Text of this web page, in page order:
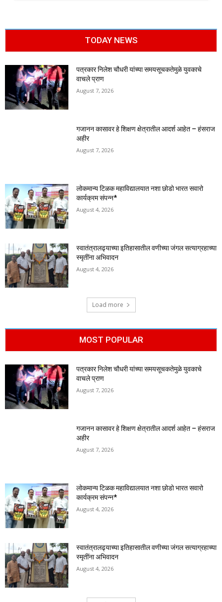
TODAY NEWS
पत्रकार निलेश चौधरी यांच्या समयसूचकतेमुळे युवकाचे
वाचले प्राण
August 7, 2026
गजानन कासावर हे शिक्षण क्षेत्रातील आदर्श आहेत – हंसराज
अहीर
August 7, 2026
लोकमान्य टिळक महाविद्यालयात नशा छोडो भारत सवारो
कार्यक्रम संपन्न*
August 4, 2026
स्वातंत्रालढ्याच्या इतिहासातील वणीच्या जंगल सत्याग्रहाच्या
स्मृतींना अभिवादन
August 4, 2026
Load more
MOST POPULAR
पत्रकार निलेश चौधरी यांच्या समयसूचकतेमुळे युवकाचे
वाचले प्राण
August 7, 2026
गजानन कासावर हे शिक्षण क्षेत्रातील आदर्श आहेत – हंसराज
अहीर
August 7, 2026
लोकमान्य टिळक महाविद्यालयात नशा छोडो भारत सवारो
कार्यक्रम संपन्न*
August 4, 2026
स्वातंत्रालढ्याच्या इतिहासातील वणीच्या जंगल सत्याग्रहाच्या
स्मृतींना अभिवादन
August 4, 2026